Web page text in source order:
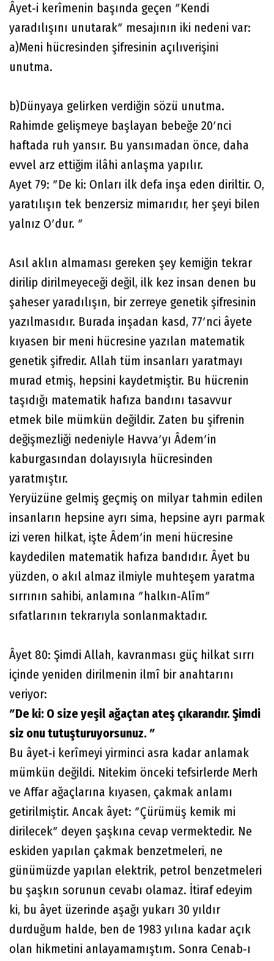
Âyet‐i kerîmenin başında geçen ʺKendi
yaradılışını unutarakʺ mesajının iki nedeni var:
a)Meni hücresinden şifresinin açılıverişini
unutma.
b)Dünyaya gelirken verdiğin sözü unutma.
Rahimde gelişmeye başlayan bebeğe 20ʹnci
haftada ruh yansır. Bu yansımadan önce, daha
evvel arz ettiğim ilâhi anlaşma yapılır.
Ayet 79: ʺDe ki: Onları ilk defa inşa eden diriltir. O,
yaratılışın tek benzersiz mimarıdır, her şeyi bilen
yalnız Oʹdur. ʺ
Asıl aklın almaması gereken şey kemiğin tekrar
dirilip dirilmeyeceği değil, ilk kez insan denen bu
şaheser yaradılışın, bir zerreye genetik şifresinin
yazılmasıdır. Burada inşadan kasd, 77ʹnci âyete
kıyasen bir meni hücresine yazılan matematik
genetik şifredir. Allah tüm insanları yaratmayı
murad etmiş, hepsini kaydetmiştir. Bu hücrenin
taşıdığı matematik hafıza bandını tasavvur
etmek bile mümkün değildir. Zaten bu şifrenin
değişmezliği nedeniyle Havvaʹyı Âdemʹin
kaburgasından dolayısıyla hücresinden
yaratmıştır.
Yeryüzüne gelmiş geçmiş on milyar tahmin edilen
insanların hepsine ayrı sima, hepsine ayrı parmak
izi veren hilkat, işte Âdemʹin meni hücresine
kaydedilen matematik hafıza bandıdır. Âyet bu
yüzden, o akıl almaz ilmiyle muhteşem yaratma
sırrının sahibi, anlamına ʺhalkın‐Alîmʺ
sıfatlarının tekrarıyla sonlanmaktadır.
Âyet 80: Şimdi Allah, kavranması güç hilkat sırrı
içinde yeniden dirilmenin ilmî bir anahtarını
veriyor:
ʺDe ki: O size yeşil ağaçtan ateş çıkarandır. Şimdi
siz onu tutuşturuyorsunuz. ʺ
Bu âyet‐i kerîmeyi yirminci asra kadar anlamak
mümkün değildi. Nitekim önceki tefsirlerde Merh
ve Affar ağaçlarına kıyasen, çakmak anlamı
getirilmiştir. Ancak âyet: ʺÇürümüş kemik mi
dirilecekʺ deyen şaşkına cevap vermektedir. Ne
eskiden yapılan çakmak benzetmeleri, ne
günümüzde yapılan elektrik, petrol benzetmeleri
bu şaşkın sorunun cevabı olamaz. İtiraf edeyim
ki, bu âyet üzerinde aşağı yukarı 30 yıldır
durduğum halde, ben de 1983 yılına kadar açık
olan hikmetini anlayamamıştım. Sonra Cenab‐ı